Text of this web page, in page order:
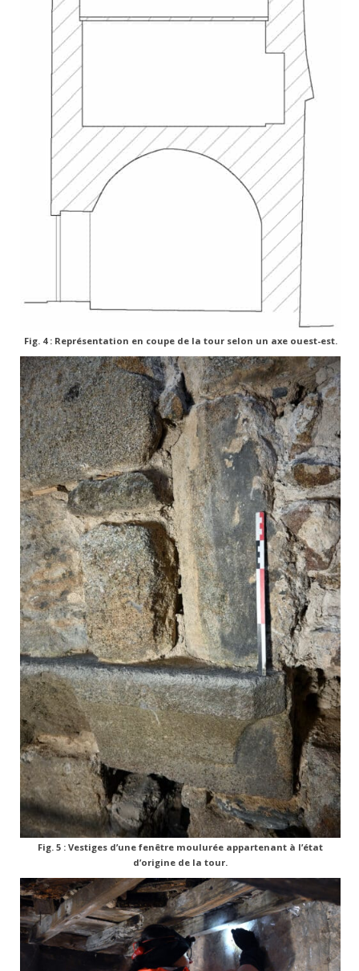
Fig. 4 : Représentation en coupe de la tour selon un axe ouest-est.
Fig. 5 : Vestiges d’une fenêtre moulurée appartenant à l’état
d’origine de la tour.